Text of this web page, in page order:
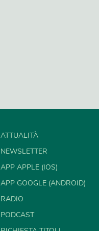
ATTUALITÀ
NEWSLETTER
APP APPLE (IOS)
APP GOOGLE (ANDROID)
RADIO
PODCAST